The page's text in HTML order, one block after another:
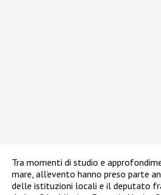
Tra momenti di studio e
mare, all’evento hanno preso parte
delle istituzioni locali e il deputato